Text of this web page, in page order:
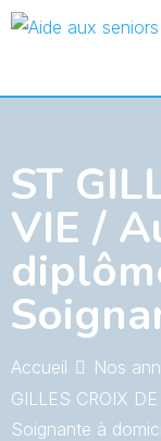
Skip
ST
VIE /
Accueil Nos
GILLES CROIX
Soignante à